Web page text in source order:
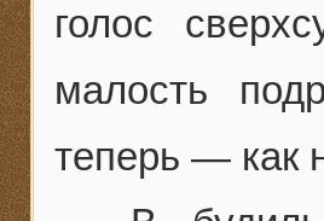
голос
малость
теперь — как